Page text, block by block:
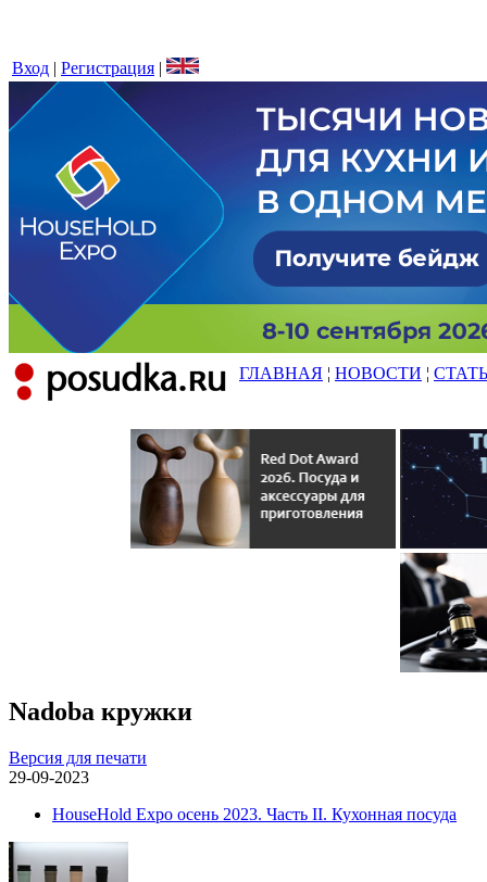
Вход | Регистрация |
ГЛАВНАЯ ¦ НОВОСТИ ¦
Nadoba кружки
Версия для печати
29-09-2023
HouseHold Expo осень 2023. Часть II. Кухонная посуда